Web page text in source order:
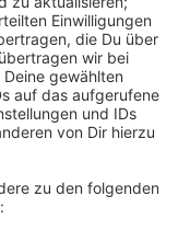
rund
wieder parken
oder Radwegen.
über 1.000
ebenfalls